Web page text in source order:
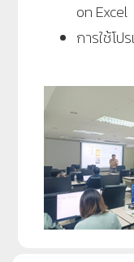
on Excel
การใช้โ